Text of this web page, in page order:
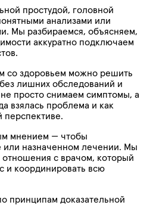
простудой, головной
анализами или
Мы разбираемся, объясняем,
аккуратно подключаем
со здоровьем можно решить
лишних обследований и
просто снимаем симптомы, а
взялась проблема и как
перспективе.
мнением — чтобы
или назначенном лечении. Мы
с врачом, который
и координировать всю
принципам доказательной